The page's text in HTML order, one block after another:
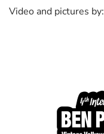
Video and pictures by: